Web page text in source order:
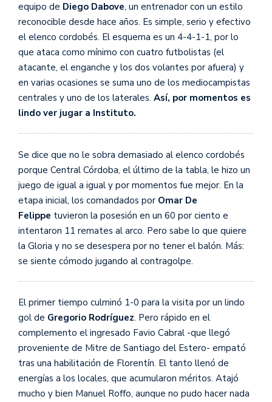
equipo de Diego Dabove, un entrenador con un estilo
reconocible desde hace años. Es simple, serio y efectivo
el elenco cordobés. El esquema es un 4-4-1-1, por lo
que ataca como mínimo con cuatro futbolistas (el
atacante, el enganche y los dos volantes por afuera) y
en varias ocasiones se suma uno de los mediocampistas
centrales y uno de los laterales. Así, por momentos es
lindo ver jugar a Instituto.
Se dice que no le sobra demasiado al elenco cordobés
porque Central Córdoba, el último de la tabla, le hizo un
juego de igual a igual y por momentos fue mejor. En la
etapa inicial, los comandados por Omar De
Felippe tuvieron la posesión en un 60 por ciento e
intentaron 11 remates al arco. Pero sabe lo que quiere
la Gloria y no se desespera por no tener el balón. Más:
se siente cómodo jugando al contragolpe.
El primer tiempo culminó 1-0 para la visita por un lindo
gol de Gregorio Rodríguez. Pero rápido en el
complemento el ingresado Favio Cabral -que llegó
proveniente de Mitre de Santiago del Estero- empató
tras una habilitación de Florentín. El tanto llenó de
energías a los locales, que acumularon méritos. Atajó
mucho y bien Manuel Roffo, aunque no pudo hacer nada